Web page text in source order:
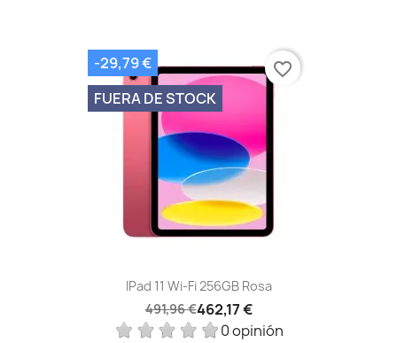
IPad 11 Wi-Fi 256GB Rosa
491,96 €462,17 €
0 opinión
-29,79 €
FUERA DE STOCK
favorite_border